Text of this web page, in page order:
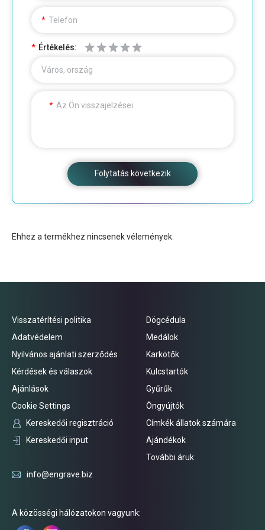
Telefon
Értékelés:
Város, ország
Az Ön visszajelzései
Folytatás következik
Ehhez a termékhez nincsenek vélemények.
Visszatérítési politika
Adatvédelem
Nyilvános ajánlati szerződés
Kérdések és válaszok
Ajánlások
Cookie Settings
Kereskedői regisztráció
Kereskedői input
Dögcédula
Medálok
Karkötők
Kulcstartók
Gyűrűk
Öngyújtók
Címkék állatok számára
Ajándékok
További áruk
info@engrave.biz
A közösségi hálózatokon vagyunk: